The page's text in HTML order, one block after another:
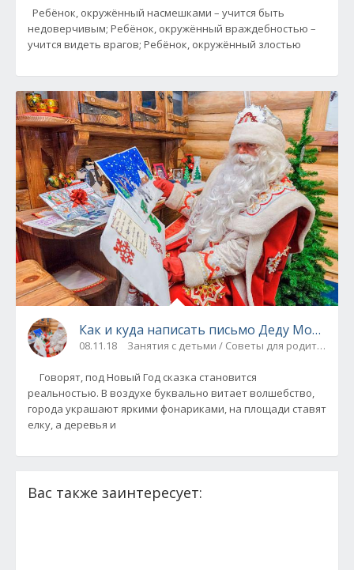
Ребёнок, окружённый насмешками – учится быть
недоверчивым; Ребёнок, окружённый враждебностью –
учится видеть врагов; Ребёнок, окружённый злостью
Как и куда написать письмо Деду Морозу!
08.11.18 Занятия с детьми / Советы для родителей
Говорят, под Новый Год сказка становится
реальностью. В воздухе буквально витает волшебство,
города украшают яркими фонариками, на площади ставят
елку, а деревья и
Вас также заинтересует: